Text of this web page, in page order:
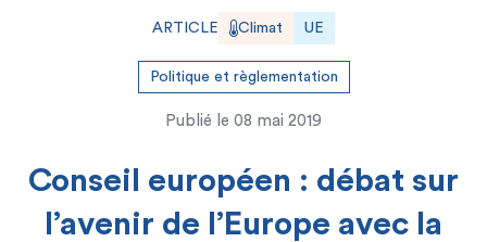
Qui sommes-nous ?
Données Air et Climat
Expertise et solutions
ARTICLE Climat UE
Politique et règlementation
Publié le 08 mai 2019
Conseil européen : débat sur
l’avenir de l’Europe avec la